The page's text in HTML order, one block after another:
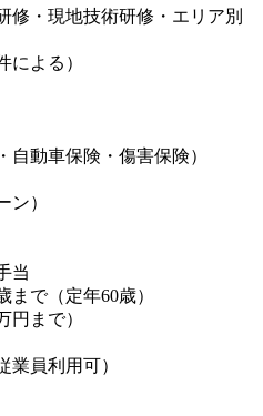
修・現地技術研修・エリア別
による）
自動車保険・傷害保険）
ン）
当
まで（定年60歳）
円まで）
業員利用可）